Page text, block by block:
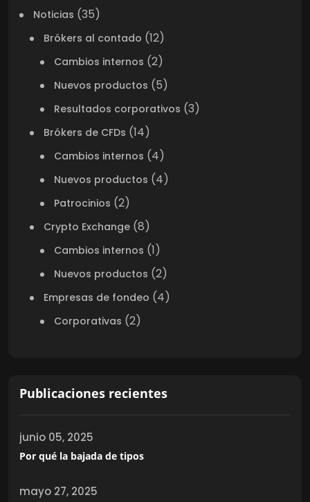
Noticias (35)
Brókers al contado (12)
Cambios internos (2)
Nuevos productos (5)
Resultados corporativos (3)
Brókers de CFDs (14)
Cambios internos (4)
Nuevos productos (4)
Patrocinios (2)
Crypto Exchange (8)
Cambios internos (1)
Nuevos productos (2)
Empresas de fondeo (4)
Corporativas (2)
Publicaciones recientes
junio 05, 2025
Por qué la bajada de tipos
mayo 27, 2025